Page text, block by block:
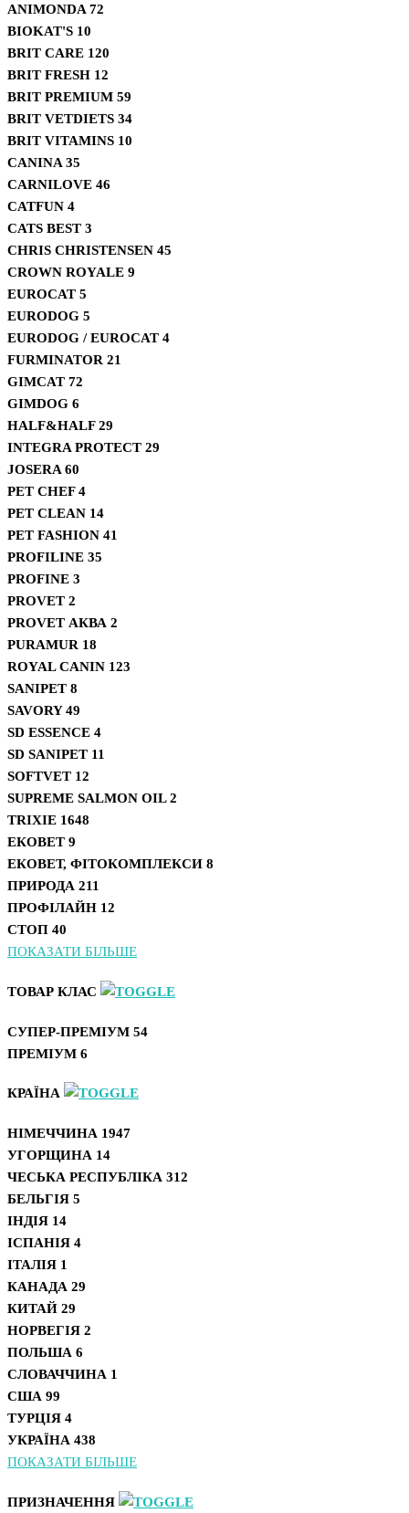
ANIMONDA 72
BIOKAT'S 10
BRIT CARE 120
BRIT FRESH 12
BRIT PREMIUM 59
BRIT VETDIETS 34
BRIT VITAMINS 10
CANINA 35
CARNILOVE 46
CATFUN 4
CATS BEST 3
CHRIS CHRISTENSEN 45
CROWN ROYALE 9
EUROCAT 5
EURODOG 5
EURODOG / EUROCAT 4
FURMINATOR 21
GIMCAT 72
GIMDOG 6
HALF&HALF29
INTEGRA PROTECT 29
JOSERA 60
PET CHEF4
PET CLEAN 14
PET FASHION 41
PROFILINE 35
PROFINE 3
PROVET 2
PROVET АКВА 2
PURAMUR 18
ROYAL CANIN 123
SANIPET 8
SAVORY49
SD ESSENCE 4
SD SANIPET 11
SOFTVET 12
SUPREME SALMON OIL2
TRIXIE 1648
ЕКОВЕТ 9
ЕКОВЕТ, ФІТОКОМПЛЕКСИ 8
ПРИРОДА 211
ПРОФІЛАЙН 12
СТОП 40
ПОКАЗАТИ БІЛЬШЕ
ТОВАР КЛАС
СУПЕР-ПРЕМІУМ 54
ПРЕМІУМ 6
КРАЇНА
НІМЕЧЧИНА 1947
УГОРЩИНА 14
ЧЕСЬКА РЕСПУБЛІКА 312
БЕЛЬГІЯ 5
ІНДІЯ 14
ІСПАНІЯ 4
ІТАЛІЯ 1
КАНАДА 29
КИТАЙ 29
НОРВЕГІЯ 2
ПОЛЬША 6
СЛОВАЧЧИНА 1
США 99
ТУРЦІЯ 4
УКРАЇНА 438
ПОКАЗАТИ БІЛЬШЕ
ПРИЗНАЧЕННЯ